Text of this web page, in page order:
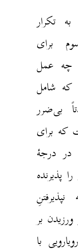
تکرار
برای
چه عمل
که شامل
بی‌ضرر
که برای
درجهٔ
پذیرنده
بر
با